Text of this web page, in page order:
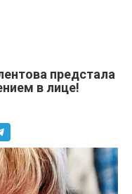
предстала
в лице!